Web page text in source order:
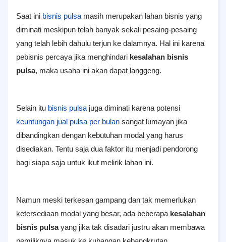
Saat ini bisnis pulsa masih merupakan lahan bisnis yang
diminati meskipun telah banyak sekali pesaing-pesaing
yang telah lebih dahulu terjun ke dalamnya. Hal ini karena
pebisnis percaya jika menghindari kesalahan bisnis
pulsa, maka usaha ini akan dapat langgeng.
Selain itu bisnis pulsa juga diminati karena potensi
keuntungan jual pulsa per bulan sangat lumayan jika
dibandingkan dengan kebutuhan modal yang harus
disediakan. Tentu saja dua faktor itu menjadi pendorong
bagi siapa saja untuk ikut melirik lahan ini.
Namun meski terkesan gampang dan tak memerlukan
ketersediaan modal yang besar, ada beberapa kesalahan
bisnis pulsayang jika tak disadari justru akan membawa